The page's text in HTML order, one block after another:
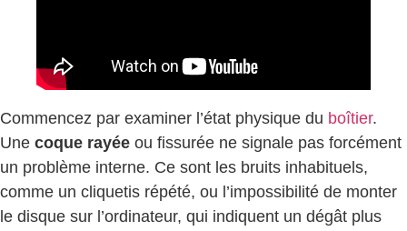
Commencez par examiner l’état physique du boîtier.
Une coque rayée ou fissurée ne signale pas forcément
un problème interne. Ce sont les bruits inhabituels,
comme un cliquetis répété, ou l’impossibilité de monter
le disque sur l’ordinateur, qui indiquent un dégât plus